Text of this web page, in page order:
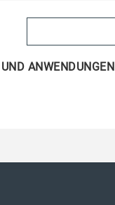
ANWENDUNGEN